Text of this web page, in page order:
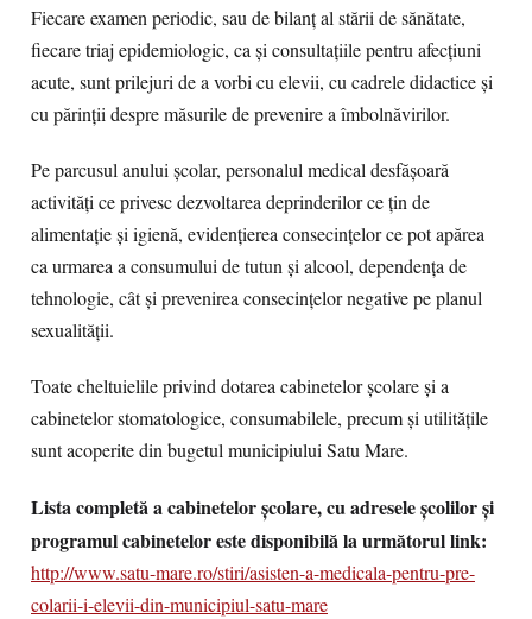
Fiecare examen periodic, sau de bilanț al stării de sănătate,
fiecare triaj epidemiologic, ca și consultațiile pentru afecțiuni
acute, sunt prilejuri de a vorbi cu elevii, cu cadrele didactice și
cu părinții despre măsurile de prevenire a îmbolnăvirilor.
Pe parcusul anului școlar, personalul medical desfășoară
activități ce privesc dezvoltarea deprinderilor ce țin de
alimentație și igienă, evidențierea consecințelor ce pot apărea
ca urmarea a consumului de tutun și alcool, dependența de
tehnologie, cât și prevenirea consecințelor negative pe planul
sexualității.
Toate cheltuielile privind dotarea cabinetelor școlare și a
cabinetelor stomatologice, consumabilele, precum și utilitățile
sunt acoperite din bugetul municipiului Satu Mare.
Lista completă a cabinetelor școlare, cu adresele școlilor și
programul cabinetelor este disponibilă la următorul link:
http://www.satu-mare.ro/stiri/asisten-a-medicala-pentru-pre-
colarii-i-elevii-din-municipiul-satu-mare